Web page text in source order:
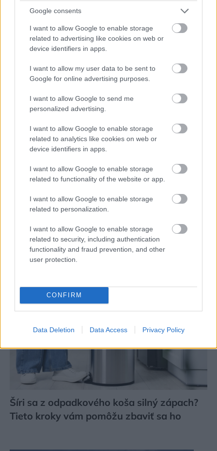
Google consents
I want to allow Google to enable storage
related to advertising like cookies on web or
device identifiers in apps.
I want to allow my user data to be sent to
Google for online advertising purposes.
I want to allow Google to send me
personalized advertising.
I want to allow Google to enable storage
related to analytics like cookies on web or
device identifiers in apps.
I want to allow Google to enable storage
related to functionality of the website or app.
I want to allow Google to enable storage
related to personalization.
I want to allow Google to enable storage
related to security, including authentication
functionality and fraud prevention, and other
user protection.
CONFIRM
Data Deletion Data Access Privacy Policy
Materiály rozhodujú viac, než si myslíte:
Takto dokážu ovplyvniť atmosféru aj dojem
z bývania
Pridajte túto surovinu do prania, obliečky
budú hladšie a pevnejšie. Starý trik z
hotelov poznali už naše babičky
Šíri sa z odpadkového koša silný zápach?
Tieto kroky vám pomôžu zbaviť sa ho